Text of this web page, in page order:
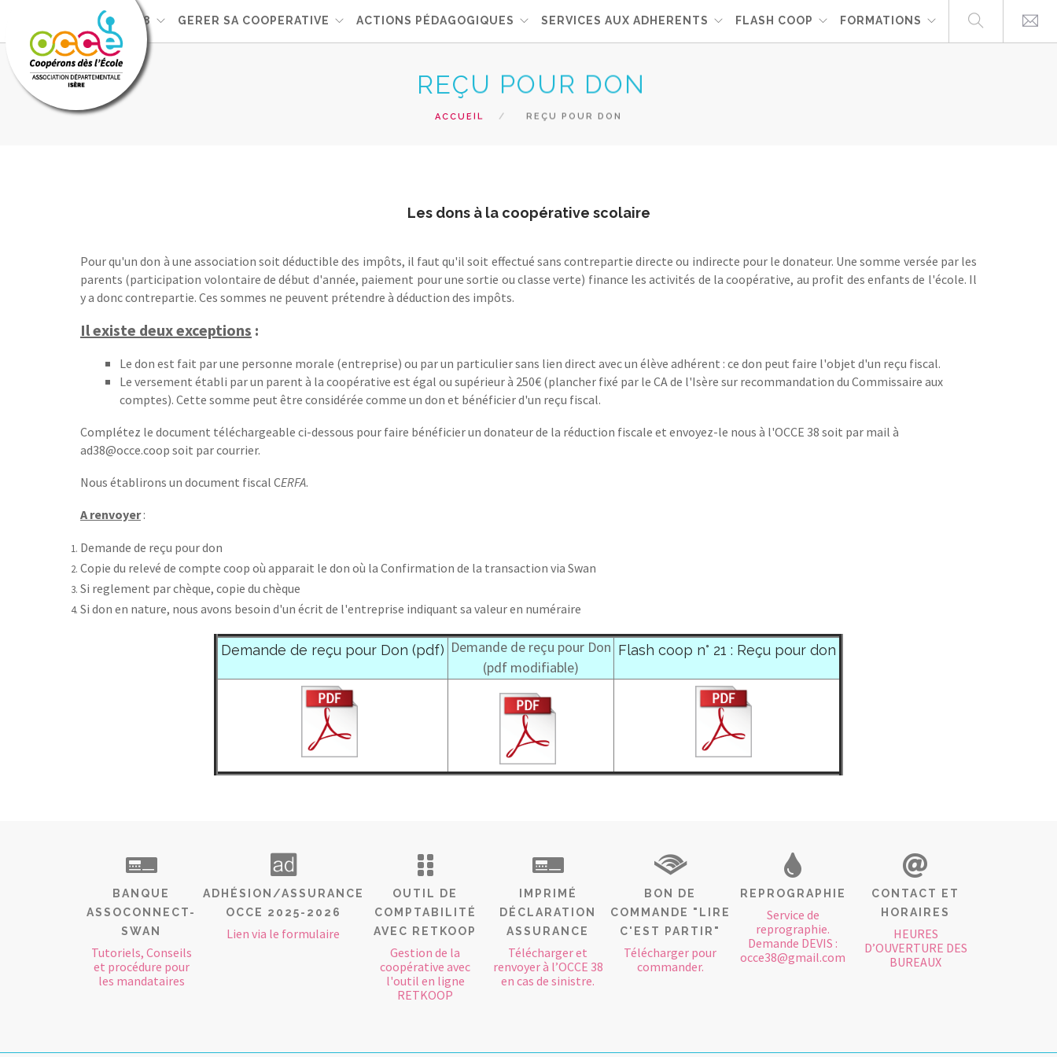
L'OCCE 38 GERER SA COOPERATIVE ACTIONS PÉDAGOGIQUES SERVICES AUX ADHERENTS FLASH COOP FORMATIONS
REÇU POUR DON
ACCUEIL REÇU POUR DON
Les dons à la coopérative scolaire
Pour qu'un don à une association soit déductible des impôts, il faut qu'il soit effectué sans contrepartie directe ou indirecte pour le donateur. Une somme versée par les
parents (participation volontaire de début d'année, paiement pour une sortie ou classe verte) finance les activités de la coopérative, au profit des enfants de l'école. Il
y a donc contrepartie. Ces sommes ne peuvent prétendre à déduction des impôts.
Il existe deux exceptions :
Le don est fait par une personne morale (entreprise) ou par un particulier sans lien direct avec un élève adhérent : ce don peut faire l'objet d'un reçu fiscal.
Le versement établi par un parent à la coopérative est égal ou supérieur à 250€ (plancher fixé par le CA de l'Isère sur recommandation du Commissaire aux
comptes). Cette somme peut être considérée comme un don et bénéficier d'un reçu fiscal.
Complétez le document téléchargeable ci-dessous pour faire bénéficier un donateur de la réduction fiscale et envoyez-le nous à l'OCCE 38 soit par mail à
ad38@occe.coop soit par courrier.
Nous établirons un document fiscal CERFA.
A renvoyer:
Demande de reçu pour don
Copie du relevé de compte coop où apparait le don où la Confirmation de la transaction via Swan
Si reglement par chèque, copie du chèque
Si don en nature, nous avons besoin d'un écrit de l'entreprise indiquant sa valeur en numéraire
Demande de reçu pour Don (pdf) Demande de reçu pour Don
(pdf modifiable)
Flash coop n° 21 : Reçu pour don
BANQUE
ASSOCONNECT-
SWAN
Tutoriels, Conseils
et procédure pour
les mandataires
ADHÉSION/ASSURANCE
OCCE 2025-2026
Lien via le formulaire
OUTIL DE
COMPTABILITÉ
AVEC RETKOOP
Gestion de la
coopérative avec
l'outil en ligne
RETKOOP
IMPRIMÉ
DÉCLARATION
ASSURANCE
Télécharger et
renvoyer à l’OCCE 38
en cas de sinistre.
BON DE
COMMANDE "LIRE
C'EST PARTIR"
Télécharger pour
commander.
REPROGRAPHIE
Service de
reprographie.
Demande DEVIS :
occe38@gmail.com
CONTACT ET
HORAIRES
HEURES
D’OUVERTURE DES
BUREAUX